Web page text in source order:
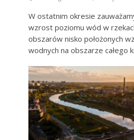
W ostatnim okresie
wzrost poziomu wód w
obszarów nisko położonych
wodnych na obszarze całego